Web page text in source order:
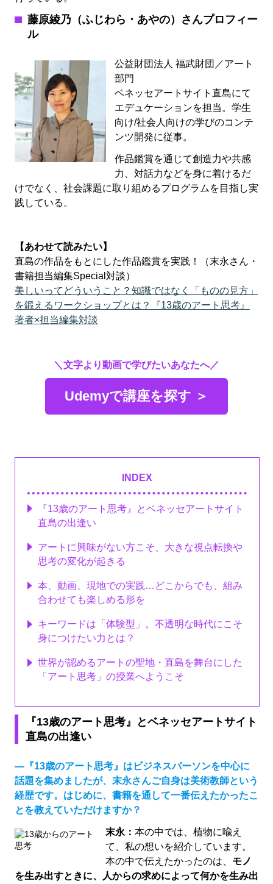
藤原綾乃（ふじわら・あやの）さんプロフィー
ル
公益財団法人 福武財団／アート
部門
ベネッセアートサイト直島にて
エデュケーションを担当。学生
向け/社会人向けの学びのコンテ
ンツ開発に従事。
作品鑑賞を通じて創造力や共感
力、対話力などを身に着けるだ
けでなく、社会課題に取り組めるプログラムを目指し実
践している。
【あわせて読みたい】
直島の作品をもとにした作品鑑賞を実践！（末永さん・
書籍担当編集Special対談）
美しいってどういうこと？知識ではなく「ものの見方」
を鍛えるワークショップとは？『13歳のアート思考』
著者×担当編集対談
＼文字より動画で学びたいあなたへ／
Udemyで講座を探す ＞
INDEX
『13歳のアート思考』とベネッセアートサイト
直島の出逢い
アートに興味がない方こそ、大きな視点転換や
思考の変化が起きる
本、動画、現地での実践…どこからでも、組み
合わせても楽しめる形を
キーワードは「体験型」。不透明な時代にこそ
身につけたい力とは？
世界が認めるアートの聖地・直島を舞台にした
「アート思考」の授業へようこそ
『13歳のアート思考』とベネッセアートサイト
直島の出逢い
―『13歳のアート思考』はビジネスパーソンを中心に
話題を集めましたが、末永さんご自身は美術教師という
経歴です。はじめに、書籍を通して一番伝えたかったこ
とを教えていただけますか？
末永：本の中では、植物に喩え
て、私の想いを紹介しています。
本の中で伝えたかったのは、 モノ
を生み出すときに、人からの求めによって何かを生み出